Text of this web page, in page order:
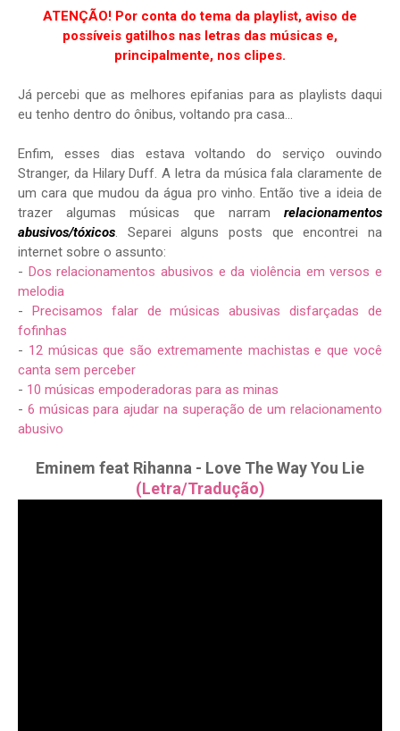
ATENÇÃO! Por conta do tema da playlist, aviso de
possíveis gatilhos nas letras das músicas e,
principalmente, nos clipes.
Já percebi que as melhores epifanias para as playlists daqui
eu tenho dentro do ônibus, voltando pra casa...
Enfim, esses dias estava voltando do serviço ouvindo
Stranger, da Hilary Duff. A letra da música fala claramente de
um cara que mudou da água pro vinho. Então tive a ideia de
trazer algumas músicas que narram relacionamentos
abusivos/tóxicos. Separei alguns posts que encontrei na
internet sobre o assunto:
- Dos relacionamentos abusivos e da violência em versos e
melodia
-
Precisamos falar de músicas abusivas disfarçadas de
fofinhas
- 12 músicas que são extremamente machistas e que você
canta sem perceber
- 10 músicas empoderadoras para as minas
- 6 músicas para ajudar na superação de um relacionamento
abusivo
Eminem feat Rihanna - Love The Way You Lie
(Letra/Tradução)